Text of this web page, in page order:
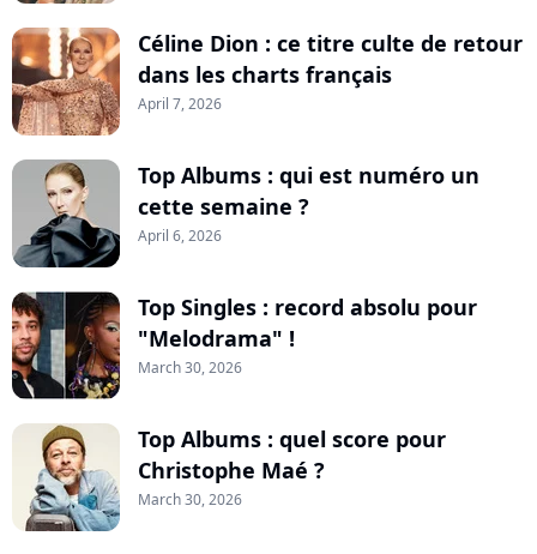
Céline Dion : ce titre culte de retour
dans les charts français
April 7, 2026
Top Albums : qui est numéro un
cette semaine ?
April 6, 2026
Top Singles : record absolu pour
"Melodrama" !
March 30, 2026
Top Albums : quel score pour
Christophe Maé ?
March 30, 2026